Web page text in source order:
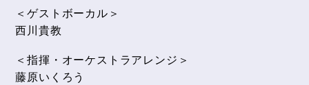
＜ゲストボーカル＞
西川貴教
＜指揮・オーケストラアレンジ＞
藤原いくろう